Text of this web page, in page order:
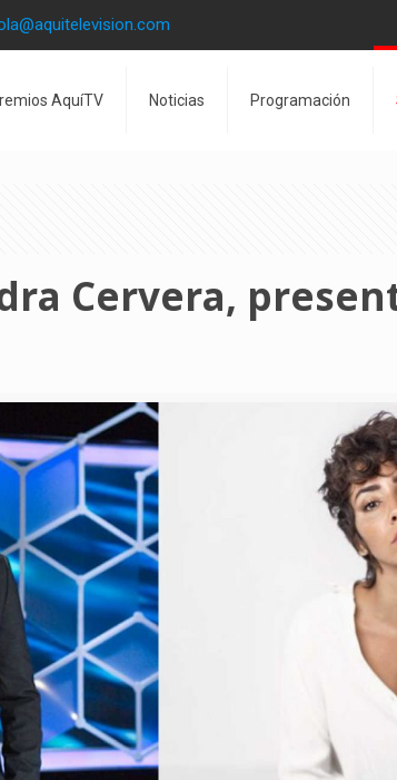
AquíTV Noticias Programación
Cervera,